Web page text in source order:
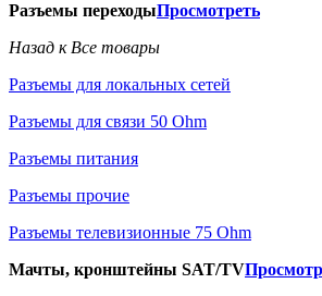
Разъемы переходыПросмотреть
Назад к Все товары
Разъемы для локальных сетей
Разъемы для связи 50 Ohm
Разъемы питания
Разъемы прочие
Разъемы телевизионные 75 Ohm
Мачты, кронштейны SAT/TV